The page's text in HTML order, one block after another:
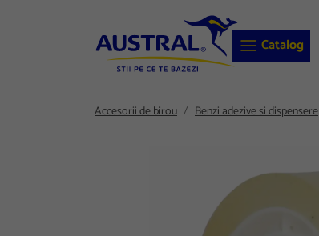
Catalog
Accesorii de birou Benzi adezive si dispensere